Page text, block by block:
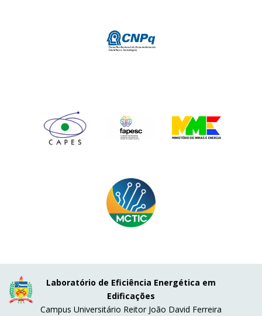
Laboratório de Eficiência Energética em
Edificações
Campus Universitário Reitor João David Ferreira